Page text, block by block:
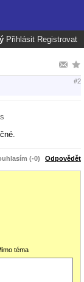
Přihlásit Registrovat
#2
(-0) Odpovědět
téma